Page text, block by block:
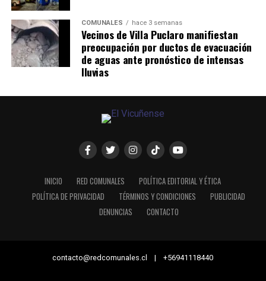
COMUNALES hace 3 semanas
Vecinos de Villa Puclaro manifiestan
preocupación por ductos de evacuación
de aguas ante pronóstico de intensas
lluvias
INICIO RED COMUNALES
POLÍTICA EDITORIAL Y ÉTICA
POLÍTICA DE PRIVACIDAD
TÉRMINOS Y CONDICIONES
PUBLICIDAD
DENUNCIAS
CONTACTO
contacto@redcomunales.cl | +56941118440